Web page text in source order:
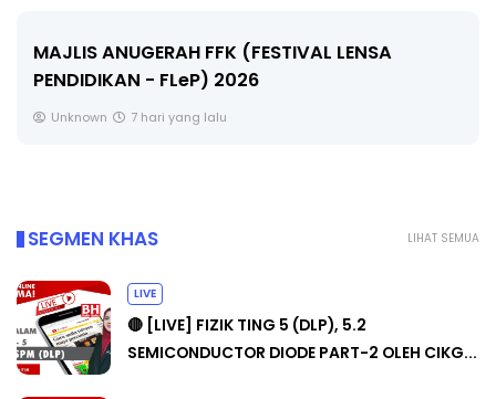
🔴 [LIVE] MATEMATIK SR, WANG TAHUN 6 OLEH
CIKGU ANITA #ALLINONE #141 #...
LIHAT SEMUA
SEGMEN KHAS
LIVE
🔴 [LIVE] FIZIK TING 5 (DLP), 5.2
SEMICONDUCTOR DIODE PART-2 OLEH CIKG...